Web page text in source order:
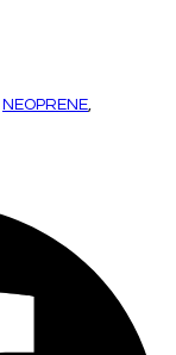
NEOPRENE,